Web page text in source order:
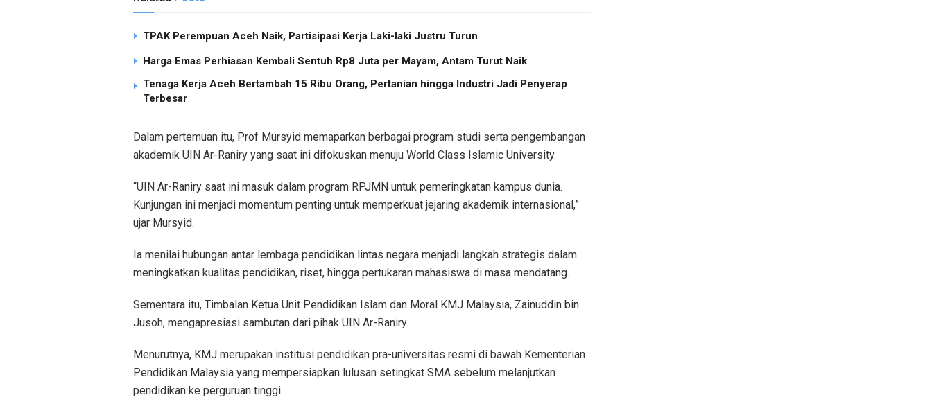
TPAK Perempuan Aceh Naik, Partisipasi Kerja Laki-laki Justru Turun
Harga Emas Perhiasan Kembali Sentuh Rp8 Juta per Mayam, Antam Turut Naik
Tenaga Kerja Aceh Bertambah 15 Ribu Orang, Pertanian hingga Industri Jadi Penyerap
Terbesar
Dalam pertemuan itu, Prof Mursyid memaparkan berbagai program studi serta pengembangan
akademik UIN Ar-Raniry yang saat ini difokuskan menuju World Class Islamic University.
“UIN Ar-Raniry saat ini masuk dalam program RPJMN untuk pemeringkatan kampus dunia.
Kunjungan ini menjadi momentum penting untuk memperkuat jejaring akademik internasional,”
ujar Mursyid.
Ia menilai hubungan antar lembaga pendidikan lintas negara menjadi langkah strategis dalam
meningkatkan kualitas pendidikan, riset, hingga pertukaran mahasiswa di masa mendatang.
Sementara itu, Timbalan Ketua Unit Pendidikan Islam dan Moral KMJ Malaysia, Zainuddin bin
Jusoh, mengapresiasi sambutan dari pihak UIN Ar-Raniry.
Menurutnya, KMJ merupakan institusi pendidikan pra-universitas resmi di bawah Kementerian
Pendidikan Malaysia yang mempersiapkan lulusan setingkat SMA sebelum melanjutkan
pendidikan ke perguruan tinggi.